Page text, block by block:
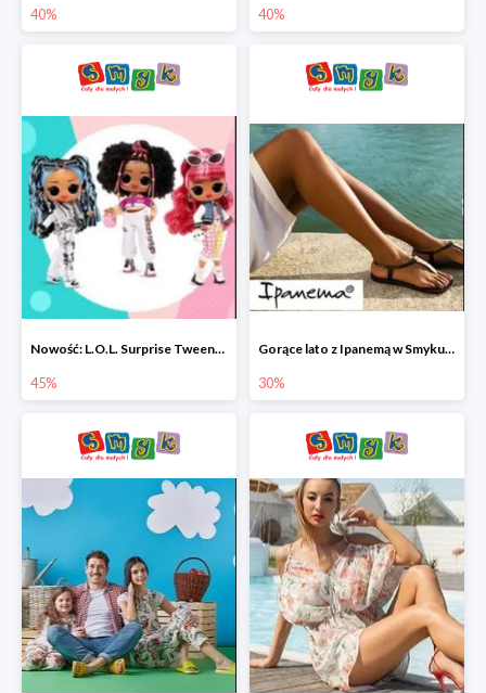
40% 40%
Nowość: L.O.L. Surprise Tweens Doll w Smyku do -45%
45%
Gorące lato z Ipanemą w Smyku do -30%
30%